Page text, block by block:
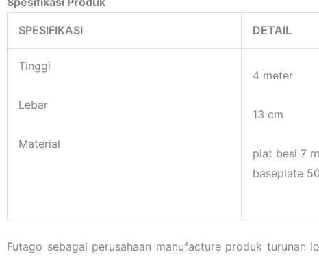
SPESIFIKASI DETAIL
Tinggi
Lebar
Material
4 meter
13 cm
plat besi 7
baseplate
Futago sebagai perusahaan manufacture produk turunan